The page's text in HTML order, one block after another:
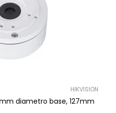
HIKVISION
diametro base, 127mm